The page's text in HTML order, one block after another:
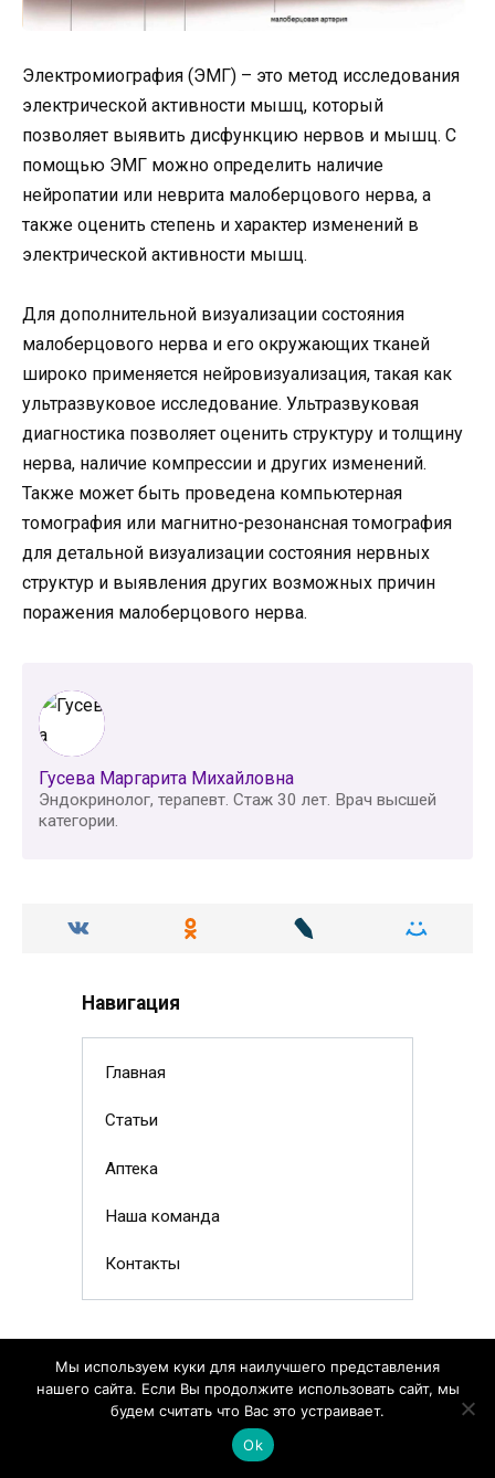
Электромиография (ЭМГ) – это метод исследования
электрической активности мышц, который
позволяет выявить дисфункцию нервов и мышц. С
помощью ЭМГ можно определить наличие
нейропатии или неврита малоберцового нерва, а
также оценить степень и характер изменений в
электрической активности мышц.
Для дополнительной визуализации состояния
малоберцового нерва и его окружающих тканей
широко применяется нейровизуализация, такая как
ультразвуковое исследование. Ультразвуковая
диагностика позволяет оценить структуру и толщину
нерва, наличие компрессии и других изменений.
Также может быть проведена компьютерная
томография или магнитно-резонансная томография
для детальной визуализации состояния нервных
структур и выявления других возможных причин
поражения малоберцового нерва.
Гусева Маргарита Михайловна
Эндокринолог, терапевт. Стаж 30 лет. Врач высшей
категории.
Навигация
Главная
Статьи
Аптека
Наша команда
Контакты
Мы используем куки для наилучшего представления
нашего сайта. Если Вы продолжите использовать сайт, мы
будем считать что Вас это устраивает.
Ok